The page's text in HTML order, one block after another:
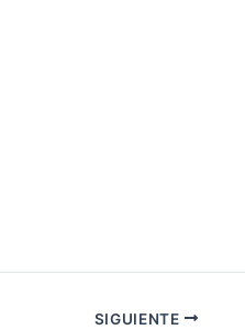
SIGUIENTE